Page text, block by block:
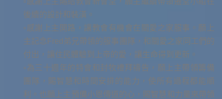
後續的設計和裝潢。
▫︎感謝上主開路，讓教會有機會在關愛之家服事。願上
主記念Fred弟兄帶領的服事團隊，和關愛之家同工們的
付出，讓住民體驗到上帝的愛，讓生命得到更新。
▫︎為三十週年的特會和封牧禮拜禱告，願上主帶領籌備
團隊，賜智慧和時間安排的能力，使所有過程都能順
利。也願上主預備小恩傳道的心，賜智慧和力量來帶領